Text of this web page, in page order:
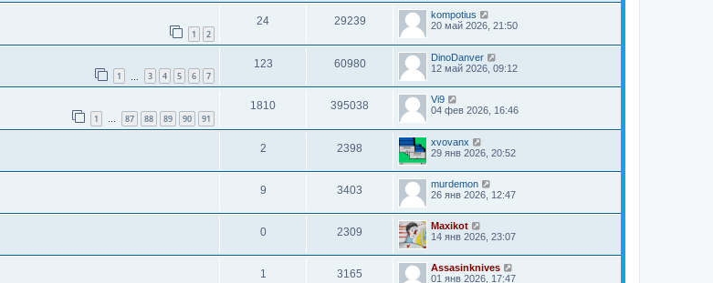
и
ю
е
и
ю
1 2
24 29239
kompotius
20 май 2026, 21:50
1 3 4 5 6 7
123 60980
DinoDanver
12 май 2026, 09:12
1 … 87 88 89 90 91
1810 395038
Vi9
04 фев 2026, 16:46
2 2398
xvovanx
29 янв 2026, 20:52
9 3403
murdemon
26 янв 2026, 12:47
0 2309
Maxikot
14 янв 2026, 23:07
1 3165
Assasinknives
01 янв 2026, 17:47